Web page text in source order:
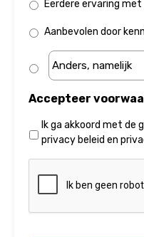
Eerdere ervaring met
Aanbevolen door
Accepteer
Ik ga akkoord met de
privacy beleid en